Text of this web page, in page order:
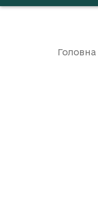
Головна